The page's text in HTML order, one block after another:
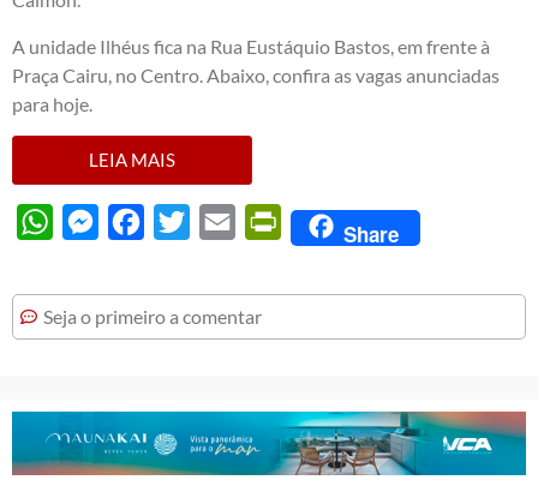
A unidade Ilhéus fica na Rua Eustáquio Bastos, em frente à
Praça Cairu, no Centro. Abaixo, confira as vagas anunciadas
para hoje.
LEIA MAIS
WhatsAppMessengerFacebook
Twitter Email PrintFriendly
Share
Seja o primeiro a comentar